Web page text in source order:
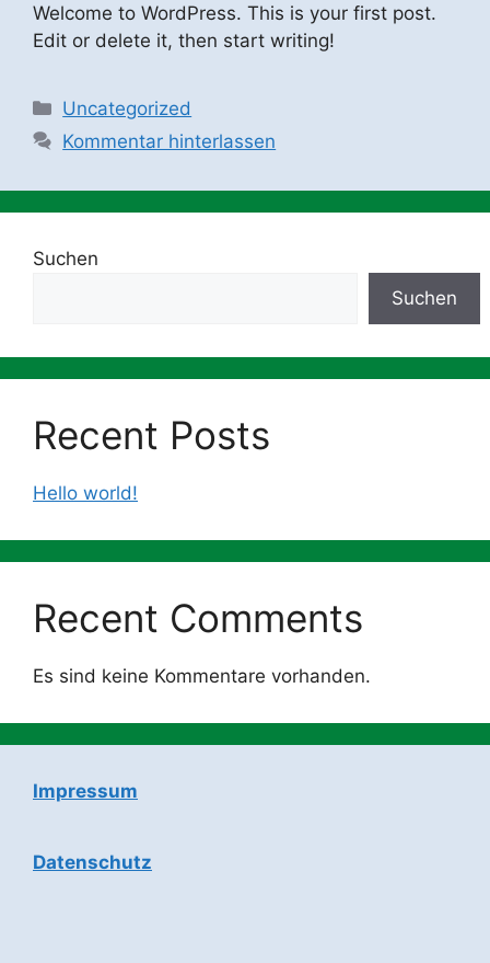
Welcome to WordPress. This is your first post.
Edit or delete it, then start writing!
Kategorien
Uncategorized
Kommentar hinterlassen
Suchen
Suchen
Recent Posts
Hello world!
Recent Comments
Es sind keine Kommentare vorhanden.
Impressum
Datenschutz